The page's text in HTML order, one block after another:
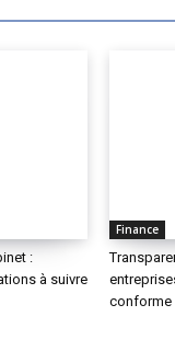
:
à suivre
Finance
conforme